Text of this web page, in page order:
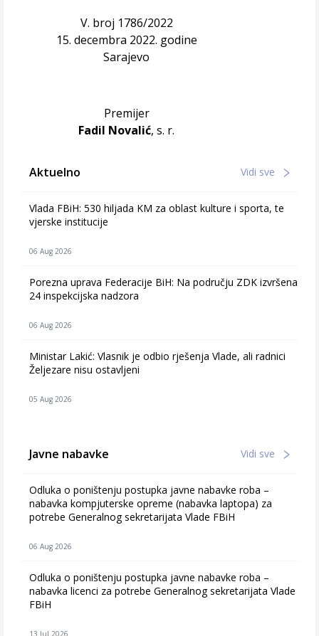
V. broj 1786/2022
15. decembra 2022. godine
Sarajevo
Premijer
Fadil Novalić, s. r.
Aktuelno Vidi sve
Vlada FBiH: 530 hiljada KM za oblast kulture i sporta, te
vjerske institucije
06 Aug 2026
Porezna uprava Federacije BiH: Na području ZDK izvršena
24 inspekcijska nadzora
06 Aug 2026
Ministar Lakić: Vlasnik je odbio rješenja Vlade, ali radnici
Željezare nisu ostavljeni
05 Aug 2026
Javne nabavke Vidi sve
Odluka o poništenju postupka javne nabavke roba –
nabavka kompjuterske opreme (nabavka laptopa) za
potrebe Generalnog sekretarijata Vlade FBiH
06 Aug 2026
Odluka o poništenju postupka javne nabavke roba –
nabavka licenci za potrebe Generalnog sekretarijata Vlade
FBiH
13 Jul 2026